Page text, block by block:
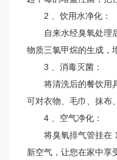
2 、饮用水净化：
自来水经臭氧处理后
物质三氯甲烷的生成，
3 、消毒灭菌：
将清洗后的餐饮用具
可对衣物、毛巾、抹布
4 、空气净化：
将臭氧排气管挂在
新空气，让您在家中享